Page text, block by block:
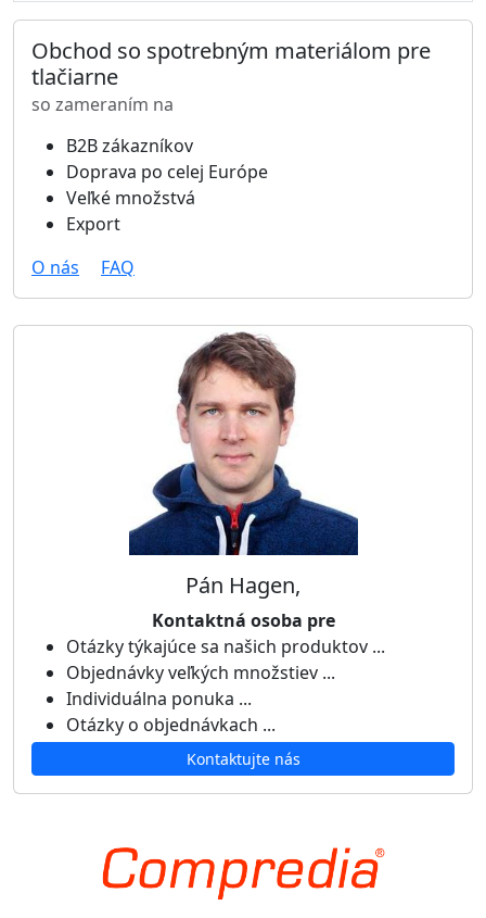
Obchod so spotrebným materiálom pre
tlačiarne
so zameraním na
B2B zákazníkov
Doprava po celej Európe
Veľké množstvá
Export
O nás
FAQ
Pán Hagen,
Kontaktná osoba pre
Otázky týkajúce sa našich produktov ...
Objednávky veľkých množstiev ...
Individuálna ponuka ...
Otázky o objednávkach ...
Kontaktujte nás